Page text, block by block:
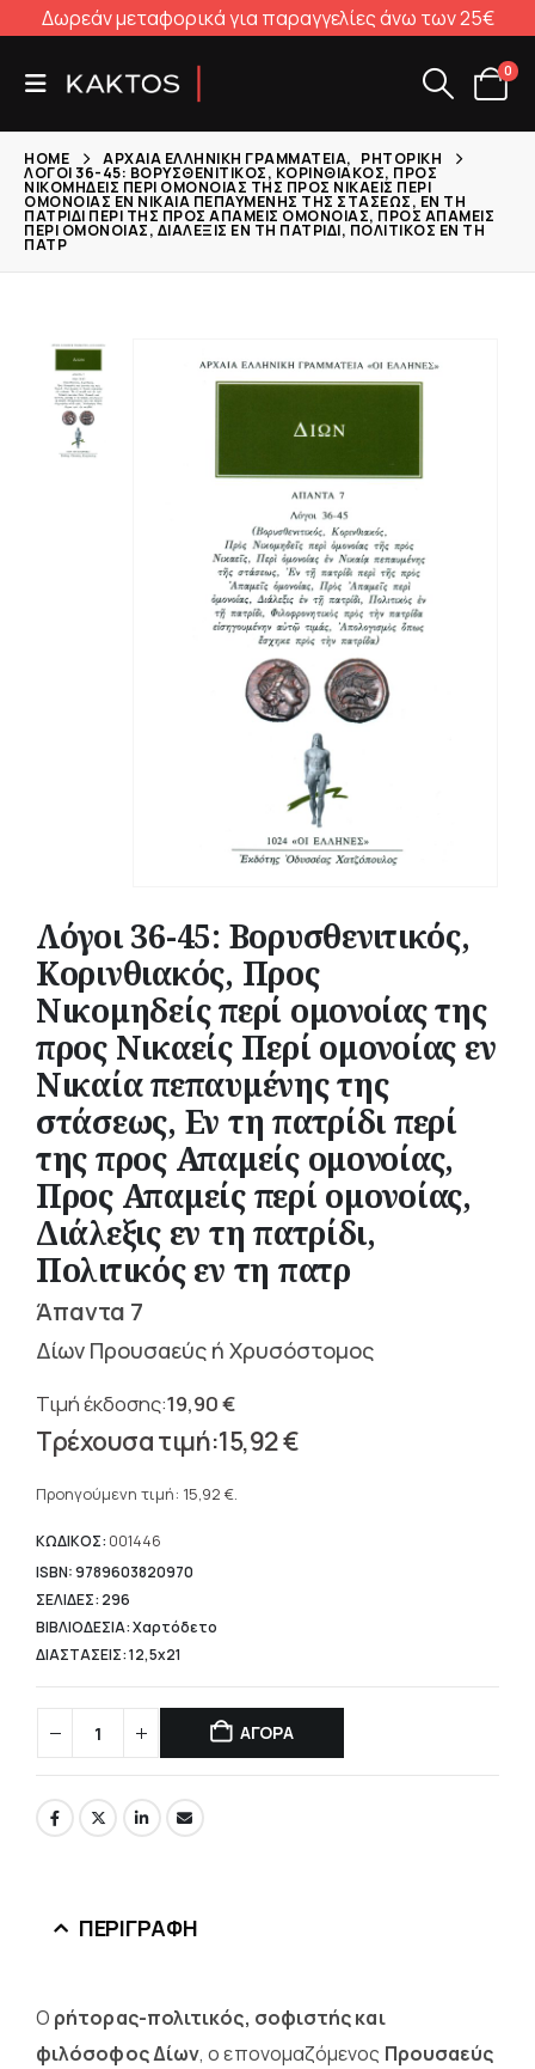
Δωρεάν μεταφορικά για παραγγελίες άνω των 25€
0
HOME ΑΡΧΑΊΑ ΕΛΛΗΝΙΚΉ ΓΡΑΜΜΑΤΕΊΑ, ΡΗΤΟΡΙΚΉ
ΛΌΓΟΙ 36-45: ΒΟΡΥΣΘΕΝΙΤΙΚΌΣ, ΚΟΡΙΝΘΙΑΚΌΣ, ΠΡΟΣ
ΝΙΚΟΜΗΔΕΊΣ ΠΕΡΊ ΟΜΟΝΟΊΑΣ ΤΗΣ ΠΡΟΣ ΝΙΚΑΕΊΣ ΠΕΡΊ
ΟΜΟΝΟΊΑΣ ΕΝ ΝΙΚΑΊΑ ΠΕΠΑΥΜΈΝΗΣ ΤΗΣ ΣΤΆΣΕΩΣ, ΕΝ ΤΗ
ΠΑΤΡΊΔΙ ΠΕΡΊ ΤΗΣ ΠΡΟΣ ΑΠΑΜΕΊΣ ΟΜΟΝΟΊΑΣ, ΠΡΟΣ ΑΠΑΜΕΊΣ
ΠΕΡΊ ΟΜΟΝΟΊΑΣ, ΔΙΆΛΕΞΙΣ ΕΝ ΤΗ ΠΑΤΡΊΔΙ, ΠΟΛΙΤΙΚΌΣ ΕΝ ΤΗ
ΠΑΤΡ
Λόγοι 36-45: Βορυσθενιτικός,
Κορινθιακός, Προς
Νικομηδείς περί ομονοίας της
προς Νικαείς Περί ομονοίας εν
Νικαία πεπαυμένης της
στάσεως, Εν τη πατρίδι περί
της προς Απαμείς ομονοίας,
Προς Απαμείς περί ομονοίας,
Διάλεξις εν τη πατρίδι,
Πολιτικός εν τη πατρ
Άπαντα 7
Δίων Προυσαεύς ή Χρυσόστομος
19,90€
Original
price
19,90 €.
15,92€
τρέχουσα
είναι:
15,92 €.
Προηγούμενη τιμή: 15,92 €.
ΚΩΔΙΚΟΣ: 001446
ISBN: 9789603820970
ΣΕΛΙΔΕΣ: 296
ΒΙΒΛΙΟΔΕΣΙΑ: Χαρτόδετο
ΔΙΑΣΤΑΣΕΙΣ: 12,5x21
ΑΓΟΡΑ
ΠΕΡΙΓΡΑΦΉ
Ο ρήτορας-πολιτικός, σοφιστής και
φιλόσοφος Δίων, ο επονομαζόμενος Προυσαεύς